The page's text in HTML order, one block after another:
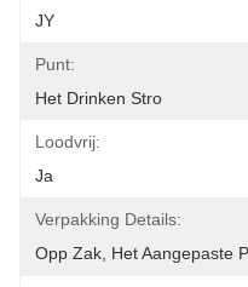
JY
Punt:
Het Drinken Stro
Loodvrij:
Ja
Verpakking Details:
Opp Zak, Het Aangepaste